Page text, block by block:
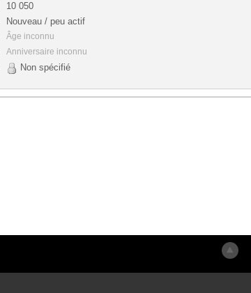
10 050
Nouveau / peu actif
Âge inconnu
Anniversaire inconnu
Non spécifié